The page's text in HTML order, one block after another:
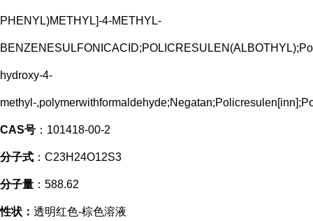
PHENYL)METHYL]-4-METHYL-
hydroxy-4-
methyl-
CAS号 ：101418-00-2
分子式 ：C23H24O12S3
分子量 ：588.62
性状： 透明红色-棕色溶液